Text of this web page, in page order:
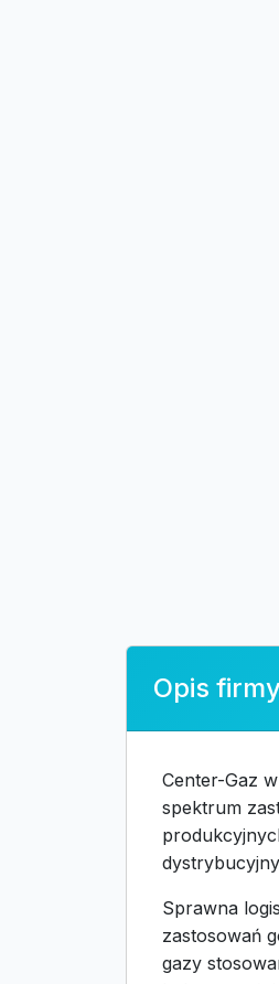
Opis firmy
Center-Gaz
spektrum
Sprawna
zastosowań
gazy